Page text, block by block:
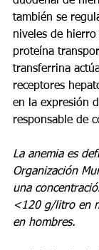
también se
niveles de
proteína
transferrina
receptores
en la expresión
responsable de
La anemia es
Organización
una
<120 g/litro en
en hombres.